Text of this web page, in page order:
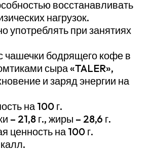
восстанавливать
нагрузок.
употреблять при занятиях
чашечки бодрящего кофе в
сыра «TALER»,
и заряд энергии на
на 100 г.
– 21,8 г., жиры – 28,6 г.
ценность на 100 г.